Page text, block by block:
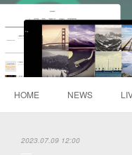
HOME NEWS
2023.07.09 12:00